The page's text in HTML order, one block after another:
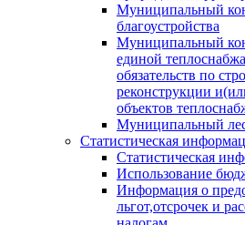
Муниципальный
благоустройства
Муниципальный
единой
обязательств по
реконструкции
объектов
Муниципальный
Статистическая
Статистическая
Использование
Информация о
льгот,отсрочек и